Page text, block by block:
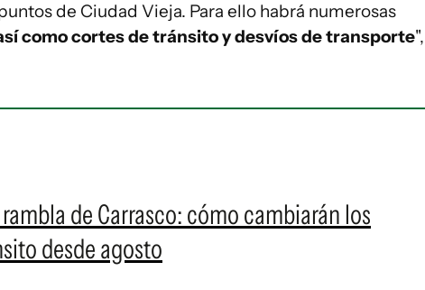
de Ciudad Vieja. Para ello habrá numerosas
como cortes de tránsito y desvíos de transporte",
de Carrasco: cómo cambiarán los
desde agosto